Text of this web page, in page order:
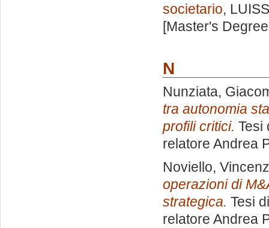
societario,
[Master's
N
Nunziata,
tra autonomia
profili critici. Tesi
relatore Andrea
Noviello,
operazioni di
strategica. Tesi
relatore Andrea